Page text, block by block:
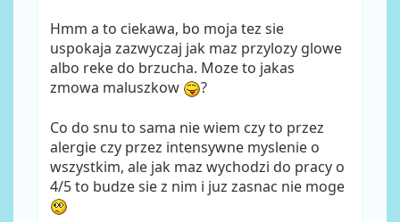
Hmm a to ciekawa, bo moja tez sie
uspokaja zazwyczaj jak maz przylozy glowe
albo reke do brzucha. Moze to jakas
zmowa maluszkow
?
Co do snu to sama nie wiem czy to przez
alergie czy przez intensywne myslenie o
wszystkim, ale jak maz wychodzi do pracy o
4/5 to budze sie z nim i juz zasnac nie moge